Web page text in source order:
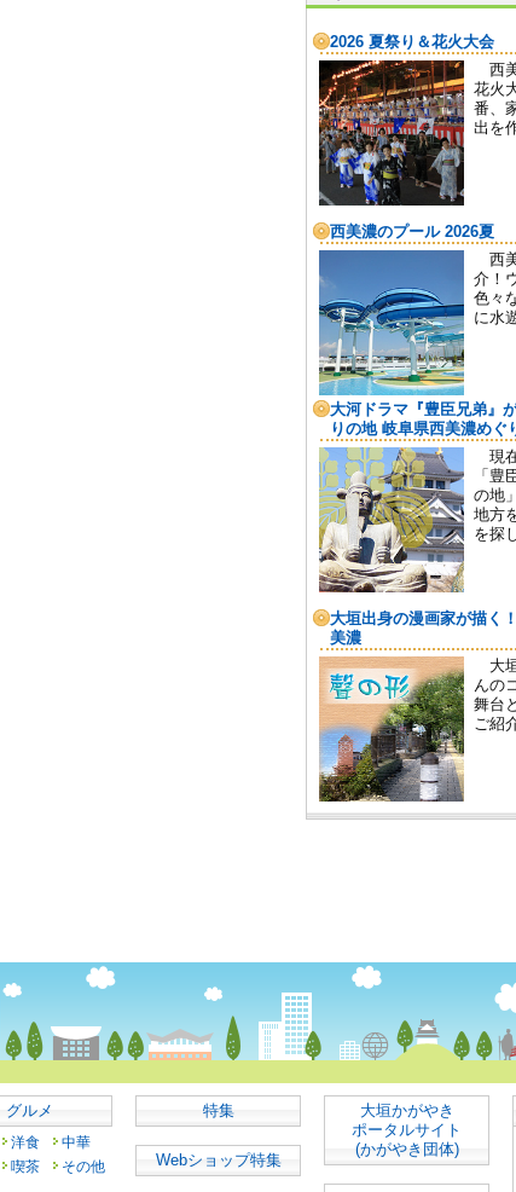
グルメ
洋食
中華
喫茶 その他
特集
Webショップ特集
大垣かがやき
ポータルサイト
(かがやき団体)